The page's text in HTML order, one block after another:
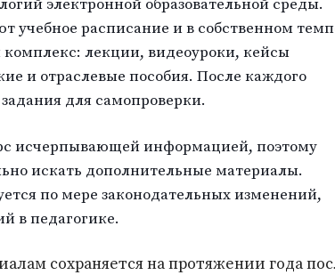
электронной образовательной среды.
учебное расписание и в собственном
лекции, видеоуроки, кейсы
и отраслевые пособия. После каждого
для самопроверки.
исчерпывающей информацией, поэтому
искать дополнительные материалы.
по мере законодательных изменений,
в педагогике.
сохраняется на протяжении года